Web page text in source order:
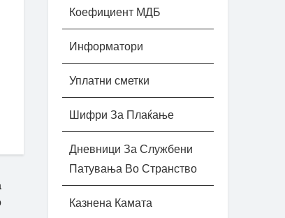
Коефициент МДБ
Информатори
Уплатни сметки
Шифри За Плаќање
Дневници За Службени
Патувања Во Странство
Казнена Камата